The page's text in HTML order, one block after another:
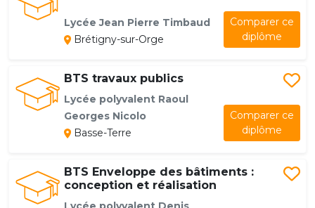
Lycée Jean Pierre Timbaud
Brétigny-sur-Orge
Comparer ce
diplôme
BTS travaux publics
Lycée polyvalent Raoul
Georges Nicolo
Basse-Terre
Comparer ce
diplôme
BTS Enveloppe des bâtiments :
conception et réalisation